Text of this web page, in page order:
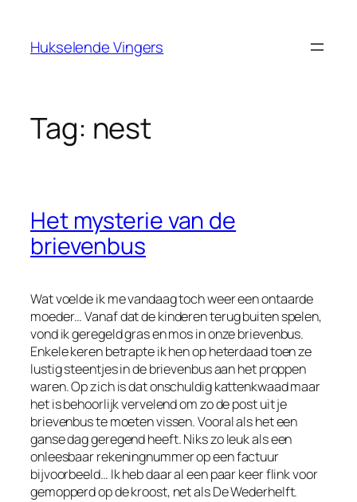
Hukselende Vingers
Tag: nest
Het mysterie van de
brievenbus
Wat voelde ik me vandaag toch weer een ontaarde
moeder… Vanaf dat de kinderen terug buiten spelen,
vond ik geregeld gras en mos in onze brievenbus.
Enkele keren betrapte ik hen op heterdaad toen ze
lustig steentjes in de brievenbus aan het proppen
waren. Op zich is dat onschuldig kattenkwaad maar
het is behoorlijk vervelend om zo de post uit je
brievenbus te moeten vissen. Vooral als het een
ganse dag geregend heeft. Niks zo leuk als een
onleesbaar rekeningnummer op een factuur
bijvoorbeeld… Ik heb daar al een paar keer flink voor
gemopperd op de kroost, net als De Wederhelft.